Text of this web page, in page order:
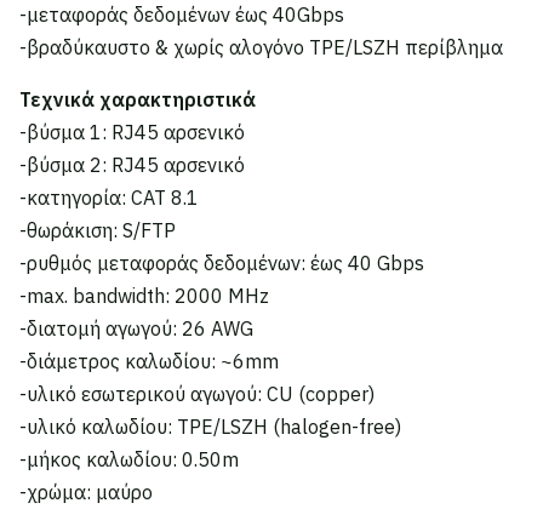
-μεταφοράς δεδομένων έως 40Gbps
-βραδύκαυστο & χωρίς αλογόνο TPE/LSZH περίβλημα
Τεχνικά χαρακτηριστικά
-βύσμα 1: RJ45 αρσενικό
-βύσμα 2: RJ45 αρσενικό
-κατηγορία: CAT 8.1
-θωράκιση: S/FTP
-ρυθμός μεταφοράς δεδομένων: έως 40 Gbps
-max. bandwidth: 2000 MHz
-διατομή αγωγού: 26 AWG
-διάμετρος καλωδίου: ~6mm
-υλικό εσωτερικού αγωγού: CU (copper)
-υλικό καλωδίου: TPE/LSZH (halogen-free)
-μήκος καλωδίου: 0.50m
-χρώμα: μαύρο